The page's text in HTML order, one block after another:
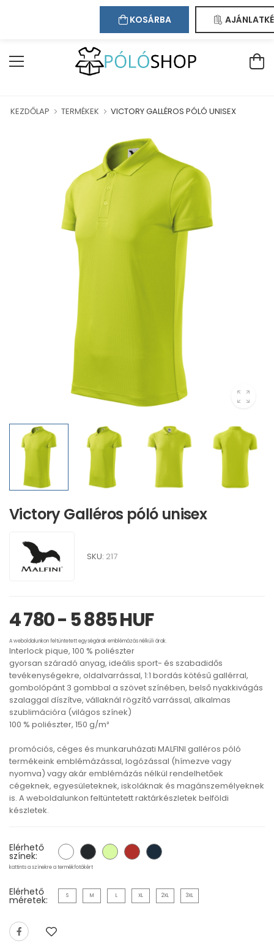
ÜDVÖZÖLJÜK WEBÁRUHÁZUNKBAN!
Kapcsolat Regisztráció
KEZDŐLAP TERMÉKEK VICTORY GALLÉROS PÓLÓ UNISEX
Victory Galléros póló unisex
SKU: 217
4 780 - 5 885 HUF
A weboldalunkon feltüntetett egységárak emblémázás nélküli árak.
Interlock pique, 100 % poliészter
gyorsan száradó anyag, ideális sport- és szabadidős
tevékenységekre, oldalvarrással, 1:1 bordás kötésű gallérral,
gombolópánt 3 gombbal a szövet színében, belső nyakkivágás
szalaggal díszítve, vállaknál rögzítő varrással, alkalmas
szublimációra (világos színek)
100 % poliészter, 150 g/m²
promóciós, céges és munkaruházati MALFINI galléros póló
termékeink emblémázással, logózással (hímezve vagy
nyomva) vagy akár emblémázás nélkül rendelhetőek
cégeknek, egyesületeknek, iskoláknak és magánszemélyeknek
is. A weboldalunkon feltüntetett raktárkészletek belföldi
készletek.
Elérhető
színek:
kattints a színekre a termékfotókért
Elérhető
méretek: S M L XL 2XL 3XL
KOSÁRBA